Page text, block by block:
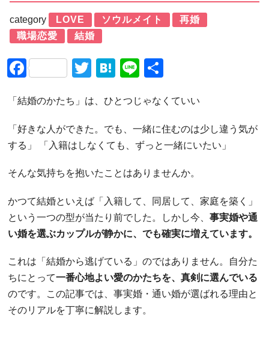
category LOVE ソウルメイト
再婚
職場恋愛
結婚
FacebookTwitter
Hatena
Line
「結婚のかたち」は、ひとつじゃなくていい
「好きな人ができた。でも、一緒に住むのは少し違う気が
する」 「入籍はしなくても、ずっと一緒にいたい」
そんな気持ちを抱いたことはありませんか。
かつて結婚といえば「入籍して、同居して、家庭を築く」
という一つの型が当たり前でした。しかし今、 事実婚や通
い婚を選ぶカップルが静かに、でも確実に増えています。
これは「結婚から逃げている」のではありません。自分た
ちにとって一番心地よい愛のかたちを、真剣に選んでいる
のです。この記事では、事実婚・通い婚が選ばれる理由と
そのリアルを丁寧に解説します。